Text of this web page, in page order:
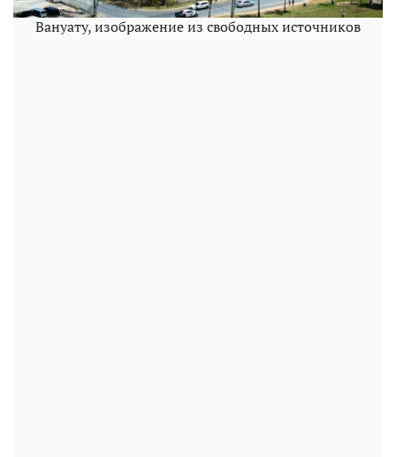
Вануату, изображение из свободных источников